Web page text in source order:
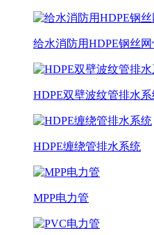
给水消防用HDPE钢丝
HDPE双壁波纹管排水系
HDPE缠绕管排水系统
MPP电力管